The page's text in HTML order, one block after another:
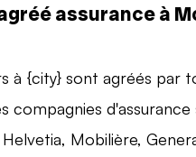
assurance à
à {city} sont agréés par
compagnies d'assurance
Mobilière,